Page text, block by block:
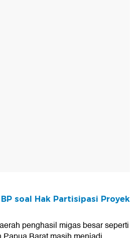
soal Hak Partisipasi Proyek
penghasil migas besar seperti